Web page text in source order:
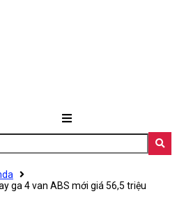
ga 4 van ABS mới giá 56,5 triệu